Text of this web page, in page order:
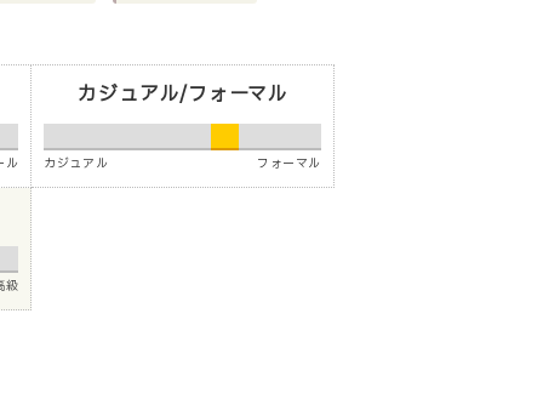
ル
カジュアル/フォーマル
カジュアル フォーマル
級